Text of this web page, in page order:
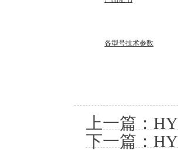
各型号技术参数
上一篇：
下一篇：